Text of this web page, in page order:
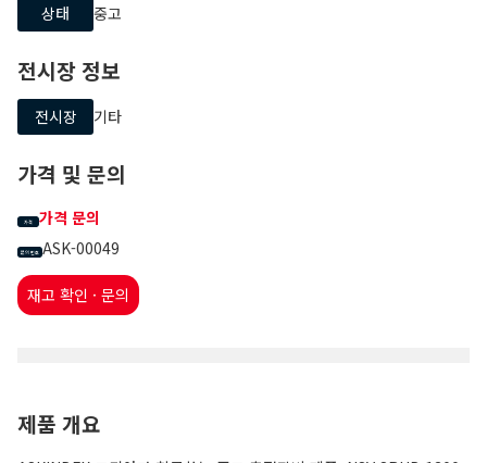
상태
중고
전시장 정보
전시장 기타
가격 및 문의
가격 가격 문의
문의 번호 ASK-00049
재고 확인 · 문의
제품 개요